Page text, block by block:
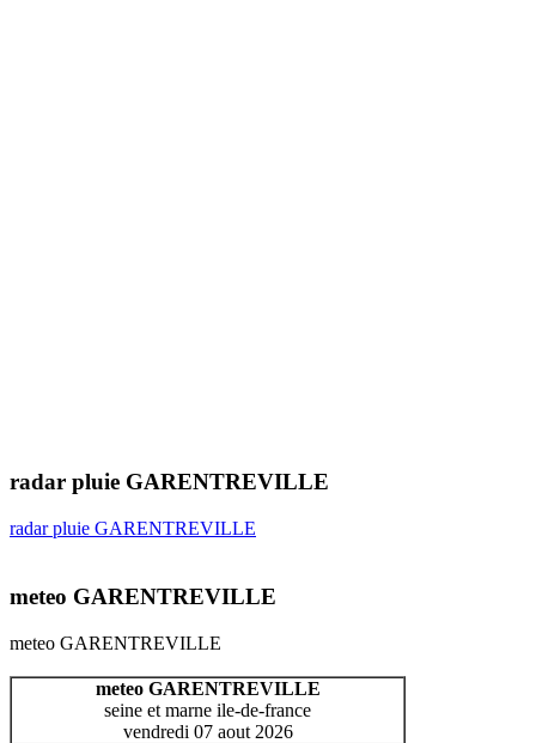
radar pluie GARENTREVILLE
radar pluie GARENTREVILLE
meteo GARENTREVILLE
meteo GARENTREVILLE
meteo GARENTREVILLE
seine et marne ile-de-france
vendredi 07 aout 2026